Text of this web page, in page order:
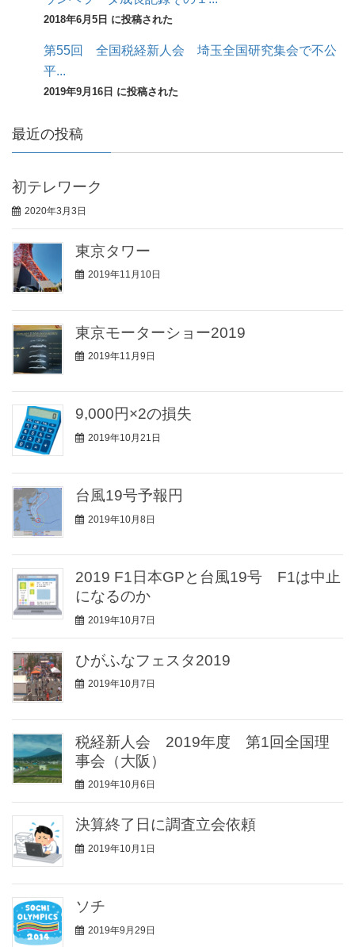
2018年6月5日 に投稿された
第55回 全国税経新人会 埼玉全国研究集会で不公
平...
2019年9月16日 に投稿された
最近の投稿
初テレワーク
2020年3月3日
東京タワー
2019年11月10日
東京モーターショー2019
2019年11月9日
9,000円×2の損失
2019年10月21日
台風19号予報円
2019年10月8日
2019 F1日本GPと台風19号 F1は中止
になるのか
2019年10月7日
ひがふなフェスタ2019
2019年10月7日
税経新人会 2019年度 第1回全国理
事会（大阪）
2019年10月6日
決算終了日に調査立会依頼
2019年10月1日
ソチ
2019年9月29日